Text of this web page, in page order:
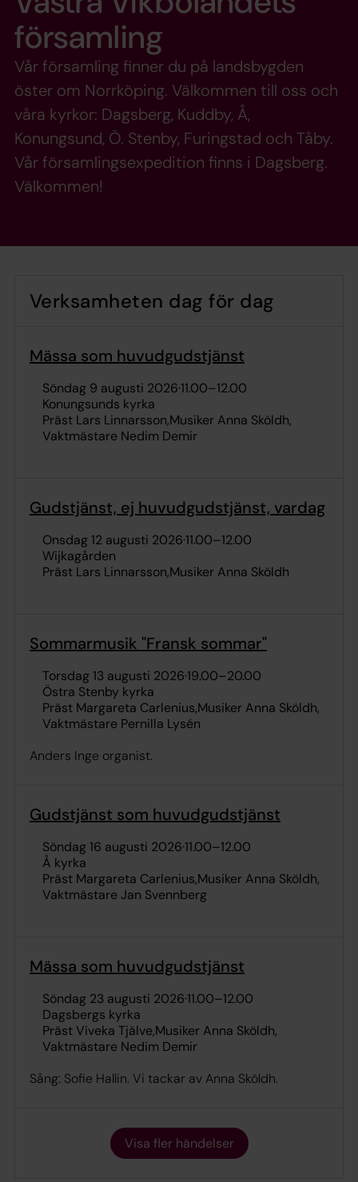
församling
Vår församling finner du på landsbygden
öster om Norrköping. Välkommen till oss och
våra kyrkor: Dagsberg, Kuddby, Å,
Konungsund, Ö. Stenby, Furingstad och Tåby.
Vår församlingsexpedition finns i Dagsberg.
Välkommen!
Verksamheten dag för dag
Mässa som huvudgudstjänst
söndag 9 augusti 2026·11.00–12.00
Konungsunds kyrka
Präst Lars Linnarsson Musiker Anna Sköldh
Vaktmästare Nedim Demir
Gudstjänst, ej huvudgudstjänst, vardag
onsdag 12 augusti 2026·11.00–12.00
Wijkagården
Präst Lars Linnarsson Musiker Anna Sköldh
Sommarmusik "Fransk sommar"
torsdag 13 augusti 2026·19.00–20.00
Östra Stenby kyrka
Präst Margareta Carlenius Musiker Anna Sköldh
Vaktmästare Pernilla Lysén
Anders Inge organist.
Gudstjänst som huvudgudstjänst
söndag 16 augusti 2026·11.00–12.00
Å kyrka
Präst Margareta Carlenius Musiker Anna Sköldh
Vaktmästare Jan Svennberg
Mässa som huvudgudstjänst
söndag 23 augusti 2026·11.00–12.00
Dagsbergs kyrka
Präst Viveka TjälveMusiker Anna Sköldh
Vaktmästare Nedim Demir
Sång: Sofie Hallin. Vi tackar av Anna Sköldh.
Visa fler händelser